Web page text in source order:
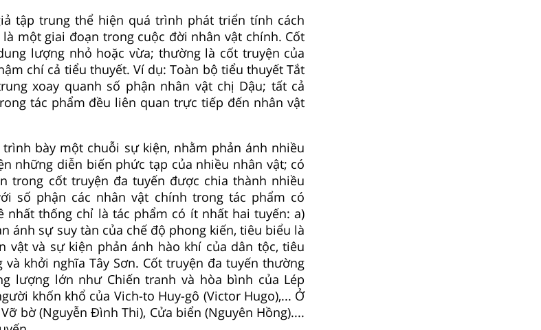
tập trung thể hiện quá trình phát triển tính cách
một giai đoạn trong cuộc đời nhân vật chính. Cốt
lượng nhỏ hoặc vừa; thường là cốt truyện của
chí cả tiểu thuyết. Ví dụ: Toàn bộ tiểu thuyết Tắt
xoay quanh số phận nhân vật chị Dậu; tất cả
tác phẩm đều liên quan trực tiếp đến nhân vật
bày một chuỗi sự kiện, nhằm phản ánh nhiều
những diễn biến phức tạp của nhiều nhân vật; có
trong cốt truyện đa tuyến được chia thành nhiều
số phận các nhân vật chính trong tác phẩm có
nhất thống chỉ là tác phẩm có ít nhất hai tuyến: a)
ánh sự suy tàn của chế độ phong kiến, tiêu biểu là
vật và sự kiện phản ánh hào khí của dân tộc, tiêu
khởi nghĩa Tây Sơn. Cốt truyện đa tuyến thường
lượng lớn như Chiến tranh và hòa bình của Lép
khốn khổ của Vich-to Huy-gô (Victor Hugo),... Ở
bờ (Nguyễn Đình Thi), Cửa biển (Nguyên Hồng)....